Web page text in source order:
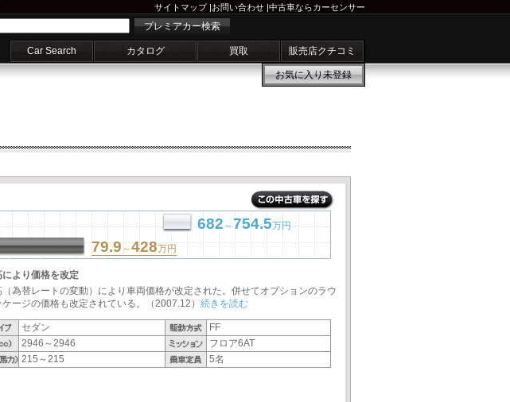
サイトマップ|お問い合わせ |中古車ならカーセンサー
プレミアカー検索
Car Search カタログ 買取 販売店クチコミ
お気に入り未登録
682～754.5万円
79.9 ～428万円
より価格を改定
為替レートの変動）により車両価格が改定された。併せてオプションのラウ
ージの価格も改定されている。（2007.12） 続きを読む
セダン
FF
2946～2946
フロア6AT
215～215
5名